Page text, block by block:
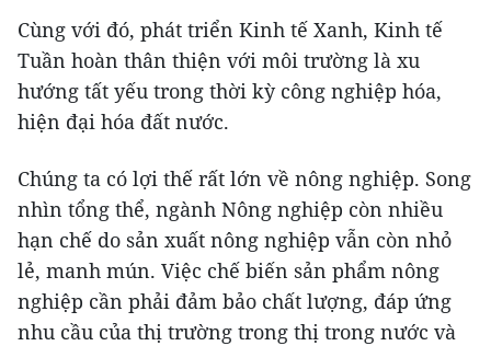
Cùng với đó, phát triển Kinh tế Xanh, Kinh tế
Tuần hoàn thân thiện với môi trường là xu
hướng tất yếu trong thời kỳ công nghiệp hóa,
hiện đại hóa đất nước.
Chúng ta có lợi thế rất lớn về nông nghiệp. Song
nhìn tổng thể, ngành Nông nghiệp còn nhiều
hạn chế do sản xuất nông nghiệp vẫn còn nhỏ
lẻ, manh mún. Việc chế biến sản phẩm nông
nghiệp cần phải đảm bảo chất lượng, đáp ứng
nhu cầu của thị trường trong thị trong nước và